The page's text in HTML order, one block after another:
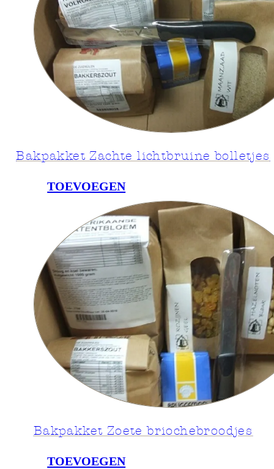
Bakpakket Zachte lichtbruine bolletjes
TOEVOEGEN
Bakpakket Zoete briochebroodjes
TOEVOEGEN